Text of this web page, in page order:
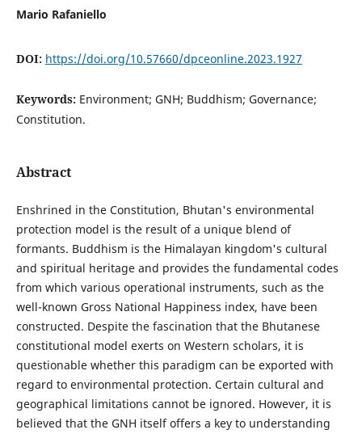
Mario Rafaniello
DOI: https://doi.org/10.57660/dpceonline.2023.1927
Keywords: Environment; GNH; Buddhism; Governance;
Constitution.
Abstract
Enshrined in the Constitution, Bhutan's environmental
protection model is the result of a unique blend of
formants. Buddhism is the Himalayan kingdom's cultural
and spiritual heritage and provides the fundamental codes
from which various operational instruments, such as the
well-known Gross National Happiness index, have been
constructed. Despite the fascination that the Bhutanese
constitutional model exerts on Western scholars, it is
questionable whether this paradigm can be exported with
regard to environmental protection. Certain cultural and
geographical limitations cannot be ignored. However, it is
believed that the GNH itself offers a key to understanding